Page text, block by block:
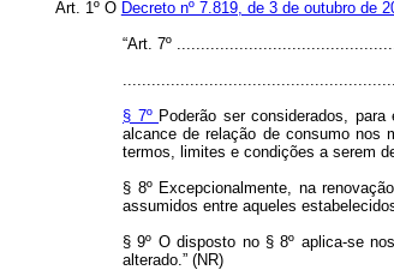
Art. 1º O Decreto nº 7.819, de 3 de outubro de
“Art. 7º
§ 7º Poderão ser considerados,
alcance de relação de consumo nos
termos, limites e condições a serem
§ 8º Excepcionalmente, na
assumidos entre aqueles
§ 9º O disposto no § 8º aplica-se
alterado.” (NR)